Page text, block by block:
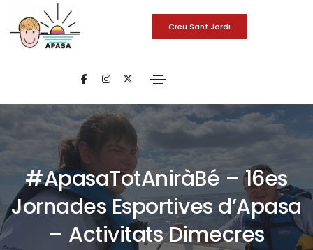
Creu Sant Jordi
#ApasaTotAniràBé – 16es
Jornades Esportives d’Apasa
– Activitats Dimecres